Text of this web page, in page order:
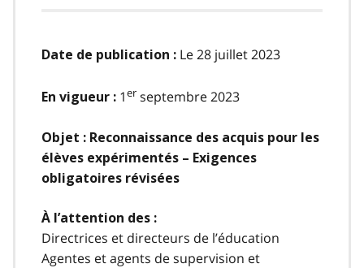
Date de publication : Le 28 juillet 2023
En vigueur : 1er septembre 2023
Objet : Reconnaissance des acquis pour les
élèves expérimentés – Exigences
obligatoires révisées
À l’attention des :
Directrices et directeurs de l’éducation
Agentes et agents de supervision et